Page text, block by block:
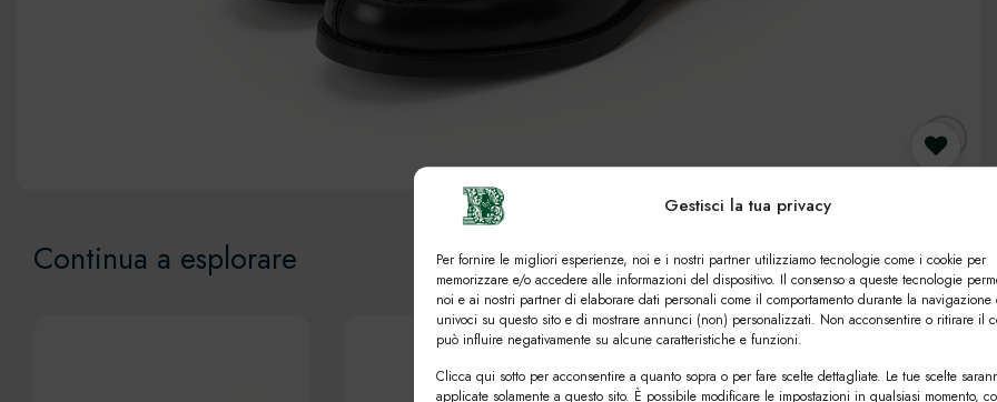
Gestisci la tua privacy
Per fornire le migliori esperienze, noi e i nostri partner utilizziamo tecnologie come i cookie per
memorizzare e/o accedere alle informazioni del dispositivo. Il consenso a queste tecnologie
noi e ai nostri partner di elaborare dati personali come il comportamento durante la
univoci su questo sito e di mostrare annunci (non) personalizzati. Non acconsentire o ritirare il
può influire negativamente su alcune caratteristiche e funzioni.
Clicca qui sotto per acconsentire a quanto sopra o per fare scelte dettagliate. Le tue scelte
applicate solamente a questo sito. È possibile modificare le impostazioni in qualsiasi momento,
Preferiti
5 utenti
Continua a esplorare